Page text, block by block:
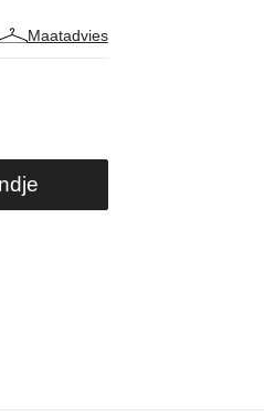
Maatadvies